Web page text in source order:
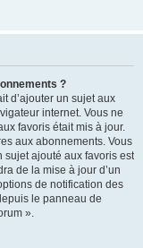
?
d’ajouter un sujet aux
internet. Vous ne
favoris était mis à jour.
aux abonnements. Vous
sujet ajouté aux favoris est
de la mise à jour d’un
de notification des
le panneau de
».